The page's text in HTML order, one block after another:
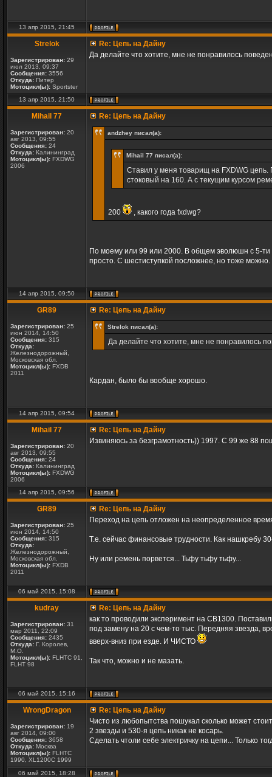
13 апр 2015, 21:45
Strelok
Зарегистрирован: 29
июл 2013, 09:37
Сообщения: 3556
Откуда: Питер
Мотоцикл(ы): Sportster
Re: Цепь на Дайну
Да делайте что хотите, мне не понравилось
13 апр 2015, 21:50
Mihail 77
Зарегистрирован: 20
авг 2013, 09:55
Сообщения: 24
Откуда: Калининград
Мотоцикл(ы): FXDWG
2006
Re: Цепь на Дайну
andzhey писал(а):
Mihail 77 писал(а):
Ставил у меня товарищ на FXDWG цепь.
стоковый на 160. А с текущим курсом
200 , какого года fxdwg?
По моему или 99 или 2000. В общем эволюшн с 5-ти
просто. С шестиступкой посложнее, но тоже
14 апр 2015, 09:50
GR89
Зарегистрирован: 25
июн 2014, 14:50
Сообщения: 315
Откуда:
Железнодорожный,
Московская обл.
Мотоцикл(ы): FXDB
2011
Re: Цепь на Дайну
Strelok писал(а):
Да делайте что хотите, мне не понравилось
Кардан, было бы вообще хорошо.
14 апр 2015, 09:54
Mihail 77
Зарегистрирован: 20
авг 2013, 09:55
Сообщения: 24
Откуда: Калининград
Мотоцикл(ы): FXDWG
2006
Re: Цепь на Дайну
Извиняюсь за безграмотность)) 1997. С 99 же 88
14 апр 2015, 09:56
GR89
Зарегистрирован: 25
июн 2014, 14:50
Сообщения: 315
Откуда:
Железнодорожный,
Московская обл.
Мотоцикл(ы): FXDB
2011
Re: Цепь на Дайну
Переход на цепь отложен на неопределенное
Т.е. сейчас финансовые трудности. Как нашкребу
Ну или ремень порвется... Тьфу тьфу тьфу...
06 май 2015, 15:08
kudray
Зарегистрирован: 31
мар 2011, 22:09
Сообщения: 2435
Откуда: Г. Королев,
М.О.
Мотоцикл(ы): FLHTC 91,
FLHT 98
Re: Цепь на Дайну
как то проводили эксперимент на СВ1300.
под замену на 20 с чем-то тыс. Передняя звезда,
вверх-вниз при езде. И ЧИСТО
Так что, можно и не мазать.
06 май 2015, 15:16
WrongDragon
Зарегистрирован: 19
авг 2014, 09:00
Сообщения: 3658
Откуда: Москва
Мотоцикл(ы): FLHTC
1990, XL1200C 1999
Re: Цепь на Дайну
Чисто из любопытства пошукал сколько может
2 звезды и 530-я цепь никак не косарь.
Сделать чтоли себе электричку на цепи... Только
06 май 2015, 18:28